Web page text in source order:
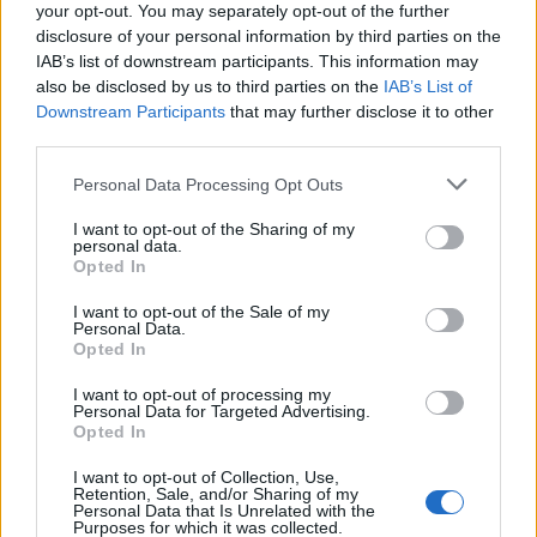
your opt-out. You may separately opt-out of the further
disclosure of your personal information by third parties on the
IAB’s list of downstream participants. This information may
also be disclosed by us to third parties on the IAB’s List of
Downstream Participants that may further disclose it to other
Personal Data Processing Opt Outs
I want to opt-out of the Sharing of my
personal data.
Opted In
I want to opt-out of the Sale of my
Personal Data.
Opted In
I want to opt-out of processing my
Personal Data for Targeted Advertising.
Opted In
I want to opt-out of Collection, Use,
Retention, Sale, and/or Sharing of my
Personal Data that Is Unrelated with the
Purposes for which it was collected.
Η λύση Παπαθανάση για τα ΚΔΑΠ, η
διάκριση για Αγγελούδη και η
προτεραιότητα του δημάρχου
Νέας Σµύρνης
Από τον Παπαθανάση η λύση για τα ΚΔΑΠ Ο
αναπληρωτής υπουργός Ανάπτυξης και Επενδύσεων,
Ν. Παπαθανάσης, αναµένεται να δώσει τη λύση στο
θέµα που έχει προκύψει µε τη διακοπή της
χρηµατοδότησης για παιδικούς σταθµούς και Κέντρα
04.03.2025 - 10.19